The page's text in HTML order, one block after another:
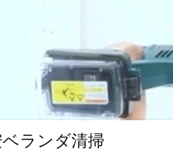
ランダ清掃